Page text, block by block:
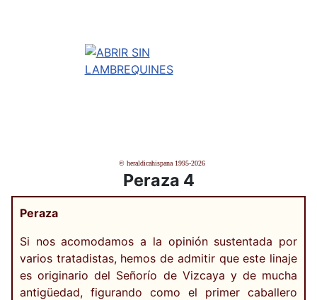
© heraldicahispana 1995-2026
Peraza 4
Peraza
Si nos acomodamos a la opinión sustentada por
varios tratadistas, hemos de admitir que este linaje
es originario del Señorío de Vizcaya y de mucha
antigüedad, figurando como el primer caballero